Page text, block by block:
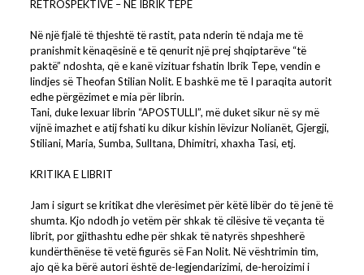
RETROSPEKTIVË – NË IBRIK TEPE
Në një fjalë të thjeshtë të rastit, pata nderin të ndaja me të
pranishmit kënaqësinë e të qenurit një prej shqiptarëve “të
paktë” ndoshta, që e kanë vizituar fshatin Ibrik Tepe, vendin e
lindjes së Theofan Stilian Nolit. E bashkë me të I paraqita autorit
edhe përgëzimet e mia për librin.
Tani, duke lexuar librin “APOSTULLI”, më duket sikur në sy më
vijnë imazhet e atij fshati ku dikur kishin lëvizur Nolianët, Gjergji,
Stiliani, Maria, Sumba, Sulltana, Dhimitri, xhaxha Tasi, etj.
KRITIKA E LIBRIT
Jam i sigurt se kritikat dhe vlerësimet për këtë libër do të jenë të
shumta. Kjo ndodh jo vetëm për shkak të cilësive të veçanta të
librit, por gjithashtu edhe për shkak të natyrës shpeshherë
kundërthënëse të vetë figurës së Fan Nolit. Në vështrimin tim,
ajo që ka bërë autori është de-legjendarizimi, de-heroizimi i